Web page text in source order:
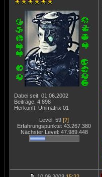
Dabei seit: 01.06.2002
Beiträge: 4.898
Herkunft: Unimatrix 01
Level: 59 [?]
Erfahrungspunkte: 43.267.380
Nächster Level: 47.989.448